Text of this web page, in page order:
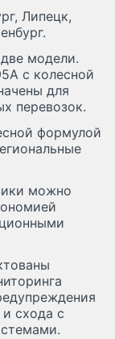
Липецк,
модели.
с колесной
для
перевозок.
формулой
можно
схода с